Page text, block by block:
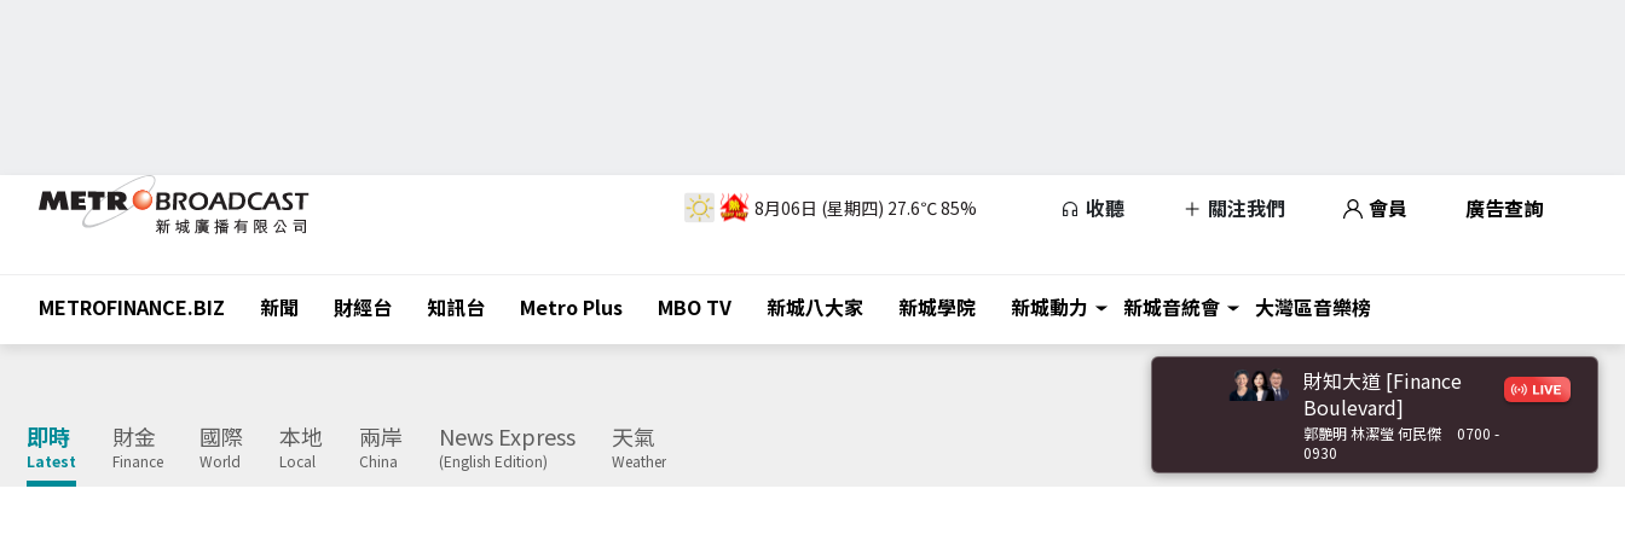
8月06日 (星期四) 27.6℃85% 收聽 關注我們 會員 廣告查詢
METROFINANCE.BIZ 新聞 財經台 知訊台 Metro Plus MBO TV 新城八大家 新城學院 新城動力 新城音統會 大灣區音樂榜
即時
Latest
財金
Finance
國際
World
本地
Local
兩岸
China
News Express
(English Edition)
天氣
Weather
財知大道 [Finance
Boulevard]
郭艷明 林潔瑩 何民傑
0700 -
0930